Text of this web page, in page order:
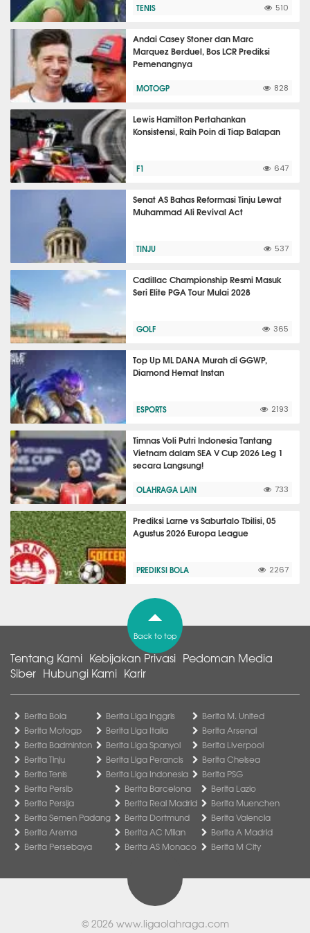
TENIS 510
Andai Casey Stoner dan Marc
Marquez Berduel, Bos LCR Prediksi
Pemenangnya
MOTOGP 828
Lewis Hamilton Pertahankan
Konsistensi, Raih Poin di Tiap Balapan
F1 647
Senat AS Bahas Reformasi Tinju Lewat
Muhammad Ali Revival Act
TINJU 537
Cadillac Championship Resmi Masuk
Seri Elite PGA Tour Mulai 2028
GOLF 365
Top Up ML DANA Murah di GGWP,
Diamond Hemat Instan
ESPORTS 2193
Timnas Voli Putri Indonesia Tantang
Vietnam dalam SEA V Cup 2026 Leg 1
secara Langsung!
OLAHRAGA LAIN 733
Prediksi Larne vs Saburtalo Tbilisi, 05
Agustus 2026 Europa League
PREDIKSI BOLA 2267
Back to top
Tentang Kami Kebijakan Privasi Pedoman Media
Siber Hubungi Kami Karir
Berita Bola
Berita Motogp
Berita Badminton
Berita Tinju
Berita Tenis
Berita Liga Inggris
Berita Liga Italia
Berita Liga Spanyol
Berita Liga Perancis
Berita Liga Indonesia
Berita M. United
Berita Arsenal
Berita Liverpool
Berita Chelsea
Berita PSG
Berita Persib
Berita Persija
Berita Semen Padang
Berita Arema
Berita Persebaya
Berita Barcelona
Berita Real Madrid
Berita Dortmund
Berita AC Milan
Berita AS Monaco
Berita Lazio
Berita Muenchen
Berita Valencia
Berita A Madrid
Berita M City
© 2026 www.ligaolahraga.com